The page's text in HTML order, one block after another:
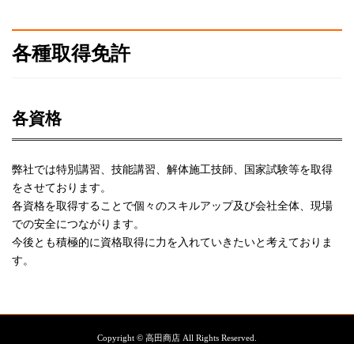
各種取得免許
各資格
弊社では特別講習、技能講習、解体施工技師、国家試験等を取得
をさせております。
各資格を取得することで個々のスキルアップ及び会社全体、現場
での安全につながります。
今後とも積極的に資格取得に力を入れていきたいと考えておりま
す。
Copyright © 高田商店 All Rights Reserved.